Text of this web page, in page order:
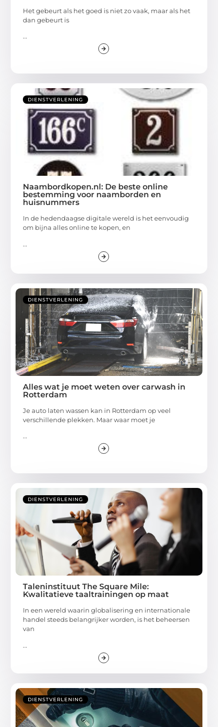
Het gebeurt als het goed is niet zo vaak, maar als het
dan gebeurt is
...
DIENSTVERLENING
Naambordkopen.nl: De beste online
bestemming voor naamborden en
huisnummers
In de hedendaagse digitale wereld is het eenvoudig
om bijna alles online te kopen, en
...
DIENSTVERLENING
Alles wat je moet weten over carwash in
Rotterdam
Je auto laten wassen kan in Rotterdam op veel
verschillende plekken. Maar waar moet je
...
DIENSTVERLENING
Taleninstituut The Square Mile:
Kwalitatieve taaltrainingen op maat
In een wereld waarin globalisering en internationale
handel steeds belangrijker worden, is het beheersen
van
...
DIENSTVERLENING